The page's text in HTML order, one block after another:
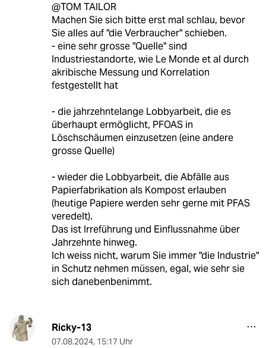
@TOM TAILOR
Machen Sie sich bitte erst mal schlau, bevor
Sie alles auf "die Verbraucher" schieben.
- eine sehr grosse "Quelle" sind
Industriestandorte, wie Le Monde et al durch
akribische Messung und Korrelation
festgestellt hat
- die jahrzehntelange Lobbyarbeit, die es
überhaupt ermöglicht, PFOAS in
Löschschäumen einzusetzen (eine andere
grosse Quelle)
- wieder die Lobbyarbeit, die Abfälle aus
Papierfabrikation als Kompost erlauben
(heutige Papiere werden sehr gerne mit PFAS
veredelt).
Das ist Irreführung und Einflussnahme über
Jahrzehnte hinweg.
Ich weiss nicht, warum Sie immer "die Industrie"
in Schutz nehmen müssen, egal, wie sehr sie
sich danebenbenimmt.
Ricky-13
07.08.2024, 15:17 Uhr